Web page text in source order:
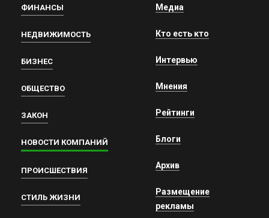
ФИНАНСЫ
НЕДВИЖИМОСТЬ
БИЗНЕС
ОБЩЕСТВО
ЗАКОН
НОВОСТИ КОМПАНИЙ
ПРОИСШЕСТВИЯ
СТИЛЬ ЖИЗНИ
Медиа
Кто есть кто
Интервью
Мнения
Рейтинги
Блоги
Архив
Размещение
рекламы